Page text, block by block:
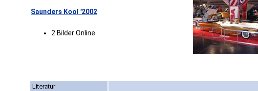
Saunders Kool '2002
2 Bilder Online
Literatur